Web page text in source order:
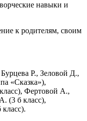
навыки и
к родителям, своим
Р., Зеловой Д.,
«Сказка»),
Фертовой А.,
(3 б класс),